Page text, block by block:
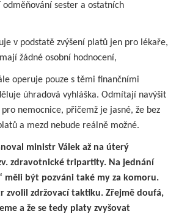
odměňování sester a ostatních
v podstatě zvýšení platů jen pro lékaře,
žádné osobní hodnocení,
operuje pouze s těmi finančními
úhradová vyhláška. Odmítají navýšit
nemocnice, přičemž je jasné, že bez
a mezd nebude reálně možné.
ministr Válek až na úterý
zdravotnické tripartity. Na jednání
měli být pozváni také my za komoru.
zvolil zdržovací taktiku. Zřejmě doufá,
a že se tedy platy zvyšovat